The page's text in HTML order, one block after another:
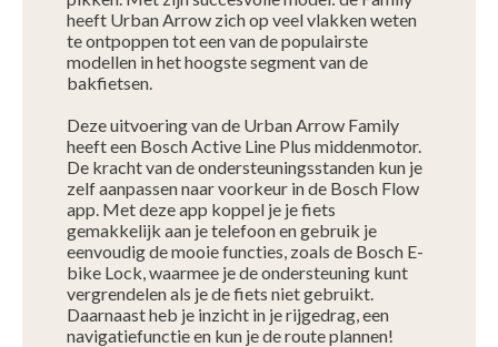
heeft Urban Arrow zich op veel vlakken weten
te ontpoppen tot een van de populairste
modellen in het hoogste segment van de
bakfietsen.
Deze uitvoering van de Urban Arrow Family
heeft een Bosch Active Line Plus middenmotor.
De kracht van de ondersteuningsstanden kun je
zelf aanpassen naar voorkeur in de Bosch Flow
app. Met deze app koppel je je fiets
gemakkelijk aan je telefoon en gebruik je
eenvoudig de mooie functies, zoals de Bosch E-
bike Lock, waarmee je de ondersteuning kunt
vergrendelen als je de fiets niet gebruikt.
Daarnaast heb je inzicht in je rijgedrag, een
navigatiefunctie en kun je de route plannen!